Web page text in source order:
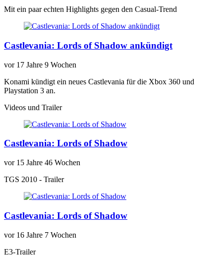
Mit ein paar echten Highlights gegen den Casual-Trend
Castlevania: Lords of Shadow ankündigt
vor 17 Jahre 9 Wochen
Konami kündigt ein neues Castlevania für die Xbox 360 und
Playstation 3 an.
Videos und Trailer
Castlevania: Lords of Shadow
vor 15 Jahre 46 Wochen
TGS 2010 - Trailer
Castlevania: Lords of Shadow
vor 16 Jahre 7 Wochen
E3-Trailer